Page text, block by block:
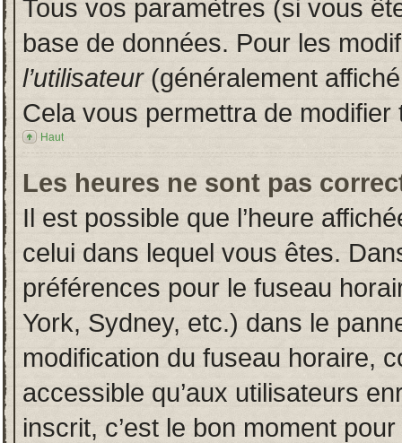
Tous vos paramètres (si vous
base de données. Pour les
l’utilisateur(généralement
Cela vous permettra de
Haut
Les heures ne sont pas
Il est possible que l’heure
celui dans lequel vous êtes.
préférences pour le fuseau
York, Sydney, etc.) dans le
modification du fuseau horaire,
accessible qu’aux utilisateurs
inscrit, c’est le bon moment